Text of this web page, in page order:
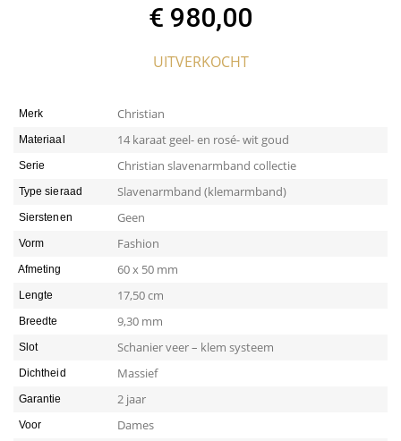
€ 980,00
UITVERKOCHT
Merk Christian
Materiaal 14 karaat geel- en rosé- wit goud
Serie Christian slavenarmband collectie
Type sieraad Slavenarmband (klemarmband)
Sierstenen Geen
Vorm Fashion
Afmeting 60 x 50 mm
Lengte 17,50 cm
Breedte 9,30 mm
Slot Schanier veer – klem systeem
Dichtheid Massief
Garantie 2 jaar
Voor Dames